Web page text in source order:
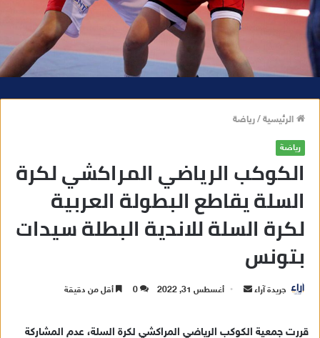
الرئيسية/رياضة
رياضة
الكوكب الرياضي المراكشي لكرة
السلة يقاطع البطولة العربية
لكرة السلة للاندية البطلة سيدات
بتونس
جريدة آراء أغسطس 31, 2022 0 أقل من دقيقة
قررت جمعية الكوكب الرياضي المراكشي لكرة السلة، عدم المشاركة